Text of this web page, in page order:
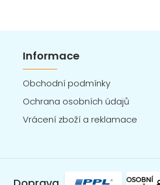
Informace
Obchodní podmínky
Ochrana osobních údajů
Vrácení zboží a reklamace